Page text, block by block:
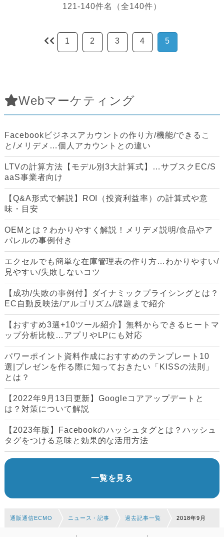
121-140件名（全140件）
1 2 3 4 5
Webマーケティング
Facebookビジネスアカウントの作り方/機能/できるこ
と/メリデメ…個人アカウントとの違い
LTVの計算方法【モデル別3大計算式】…サブスクEC/S
aaS事業者向け
【Q&A形式で解説】ROI（投資利益率）の計算式や意
味・目安
OEMとは？わかりやすく解説！メリデメ説明/食品やア
パレルの事例付き
エクセルでも簡単な在庫管理表の作り方…わかりやすい/
見やすい/失敗しないコツ
【成功/失敗の事例付】ダイナミックプライシングとは？
EC自動反映法/アルゴリズム/課題まで紹介
【おすすめ3選+10ツール紹介】無料からできるヒートマ
ップ分析比較…アプリやLPにも対応
パワーポイント資料作成におすすめのテンプレート10
選|プレゼンを作る際に知っておきたい「KISSの法則」
とは？
【2022年9月13日更新】Googleコアアップデートと
は？対策について解説
【2023年版】Facebookのハッシュタグとは？ハッシュ
タグをつける意味と効果的な活用方法
一覧を見る
通販通信ECMO ニュース・記事 過去記事一覧 2018年9月